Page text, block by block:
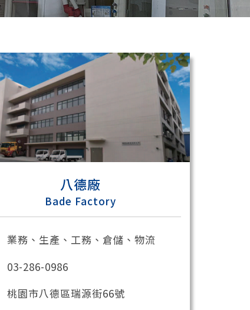
八德廠
Bade Factory
業務、生產、工務、倉儲、物流
03-286-0986
桃園市八德區瑞源街66號